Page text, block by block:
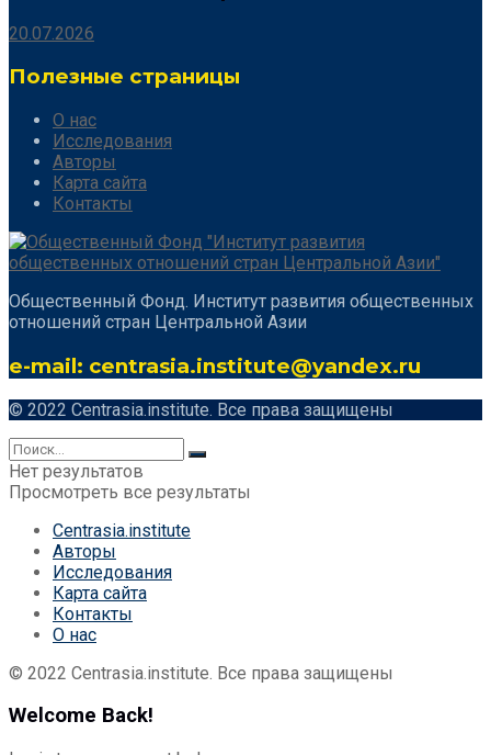
20.07.2026
Полезные страницы
О нас
Исследования
Авторы
Карта сайта
Контакты
Общественный Фонд. Институт развития общественных
отношений стран Центральной Азии
e-mail: centrasia.institute@yandex.ru
© 2022 Centrasia.institute. Все права защищены
Нет результатов
Просмотреть все результаты
Centrasia.institute
Авторы
Исследования
Карта сайта
Контакты
О нас
© 2022 Centrasia.institute. Все права защищены
Welcome Back!